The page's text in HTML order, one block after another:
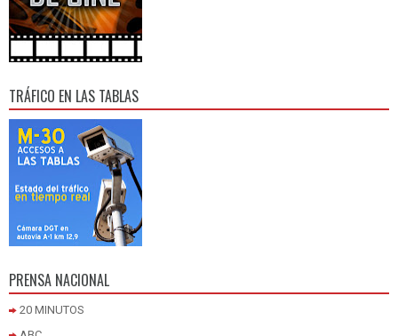
TRÁFICO EN LAS TABLAS
PRENSA NACIONAL
20 MINUTOS